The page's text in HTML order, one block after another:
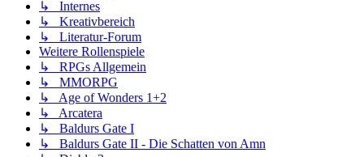
↳ Internes
↳ Kreativbereich
↳ Literatur-Forum
Weitere Rollenspiele
↳ RPGs Allgemein
↳ MMORPG
↳ Age of Wonders 1+2
↳ Arcatera
↳ Baldurs Gate I
↳ Baldurs Gate II - Die Schatten von Amn